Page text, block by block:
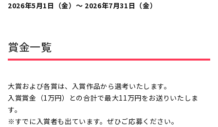
2026年5月1日（金）〜 2026年7月31日（金）
賞金一覧
大賞および各賞は、入賞作品から選考いたします。
入賞賞金（1万円）との合計で最大11万円をお送りいたしま
す。
※すでに入賞者も出ています。ぜひご応募ください。